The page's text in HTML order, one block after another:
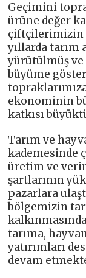
Geçimini
ürüne değer
çiftçilerimizin
yıllarda tarım
yürütülmüş
büyüme
ekonominin
katkısı
Tarım ve
kademesinde
üretim ve
şartlarının
pazarlara
bölgemizin
tarıma,
yatırımları
devam